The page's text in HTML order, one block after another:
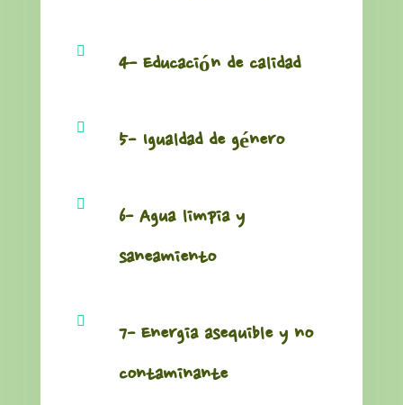

4- Educación de calidad

5- Igualdad de género

6- Agua limpia y
saneamiento

7- Energia asequible y no
contaminante